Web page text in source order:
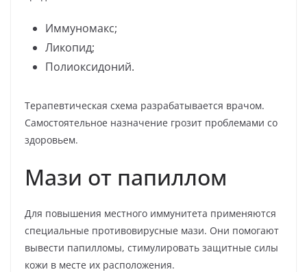
Иммуномакс;
Ликопид;
Полиоксидоний.
Терапевтическая схема разрабатывается врачом.
Самостоятельное назначение грозит проблемами со
здоровьем.
Мази от папиллом
Для повышения местного иммунитета применяются
специальные противовирусные мази. Они помогают
вывести папилломы, стимулировать защитные силы
кожи в месте их расположения.